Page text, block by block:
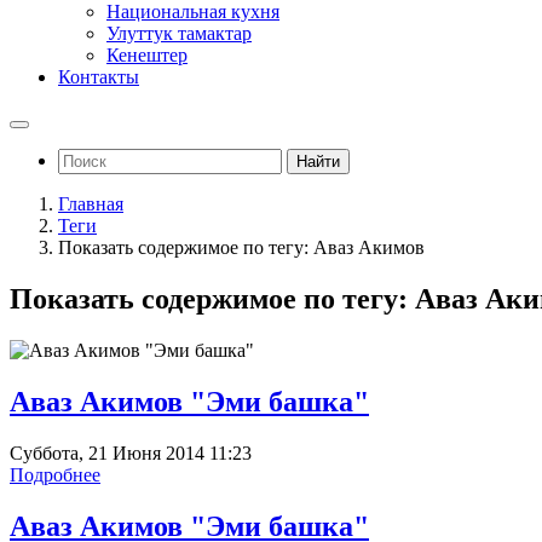
Национальная кухня
Улуттук тамактар
Кенештер
Контакты
Найти
Главная
Теги
Показать содержимое по тегу: Аваз Акимов
Показать содержимое по тегу: Аваз
Аваз Акимов "Эми башка"
Суббота, 21 Июня 2014 11:23
Подробнее
Аваз Акимов "Эми башка"